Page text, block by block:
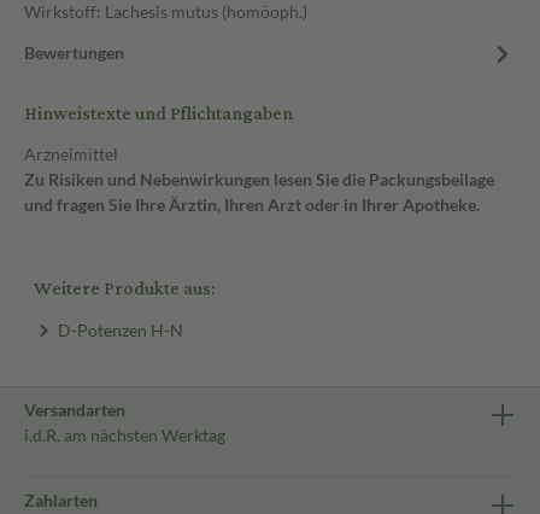
Wirkstoff: Lachesis mutus (homöoph.)
Bewertungen
Hinweistexte und Pflichtangaben
Arzneimittel
Zu Risiken und Nebenwirkungen lesen Sie die Packungsbeilage
und fragen Sie Ihre Ärztin, Ihren Arzt oder in Ihrer Apotheke.
Weitere Produkte aus:
D-Potenzen H-N
Versandarten
i.d.R. am nächsten Werktag
Zahlarten